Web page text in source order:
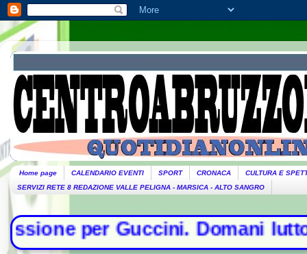
Home page CALENDARIO EVENTI SPORT CRONACA
CULTURA E
SERVIZI RETE 8 REDAZIONE VALLE PELIGNA - MARSICA - ALTO SANGRO
Domani lutto